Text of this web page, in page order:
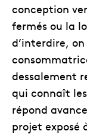
conception
fermés ou la
d’interdire,
dessalement
qui connaît
répond
projet exposé